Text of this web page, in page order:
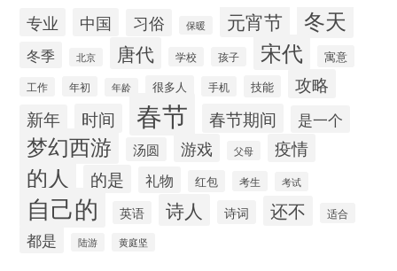
专业 中国 习俗 保暖 元宵节 冬天
冬季 北京 唐代 学校 孩子 宋代 寓意
工作 年初 年龄 很多人 手机 技能 攻略
新年 时间 春节 春节期间 是一个
梦幻西游 汤圆 游戏 父母 疫情
的人 的是 礼物 红包 考生 考试
自己的 英语 诗人 诗词 还不 适合
都是 陆游 黄庭坚